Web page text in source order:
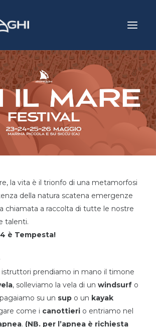
Menu
la vita è il trionfo di una metamorfosi
della natura scatena emergenze
chiamata a raccolta di tutte le nostre
talenti.
è Tempesta!
istruttori prendiamo in mano il timone
, solleviamo la vela di un windsurf o
su un sup o un kayak
come i canottieri o entriamo nel
. (NB. per l’apnea è richiesta